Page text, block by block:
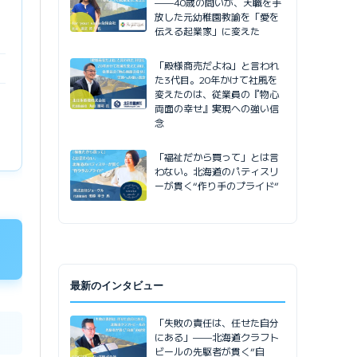
放した元幼稚園教諭を「愛を
伝える起業家」に変えた
「殿様商売だよね」と言われ
た3代目。20年かけて社風を
変えたのは、従業員の『物心
両面の幸せ』実現への強い信
念
「福祉だから買って」とは言
わない。北海道のパティスリ
ーが貫く“作り手のプライド”
最新のインタビュー
「失敗の責任は、任せた自分
にある」——北海道クラフト
ビールの先駆者が貫く”自